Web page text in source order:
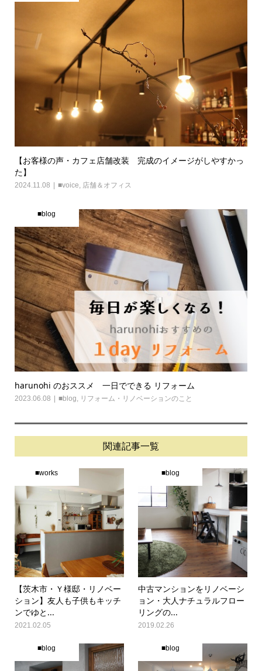
【お客様の声・カフェ店舗改装 完成のイメージがしやすかっ
た】
2024.11.08 ■voice, 店舗＆オフィス
■blog
harunohi のおススメ 一日でできる リフォーム
2023.06.08 ■blog リフォーム・リノベーションのこと
関連記事一覧
■works
【茨木市・Ｙ様邸・リノベー
ション】友人も子供もキッチ
ンでゆと...
2021.02.05
■blog
中古マンションをリノベーシ
ョン・大人ナチュラルフロー
リングの...
2019.02.26
■blog ■blog